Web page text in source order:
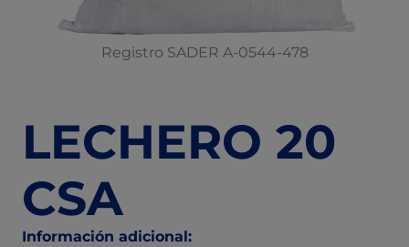
Registro SADER A-0544-478
LECHERO 20
CSA
Información adicional: